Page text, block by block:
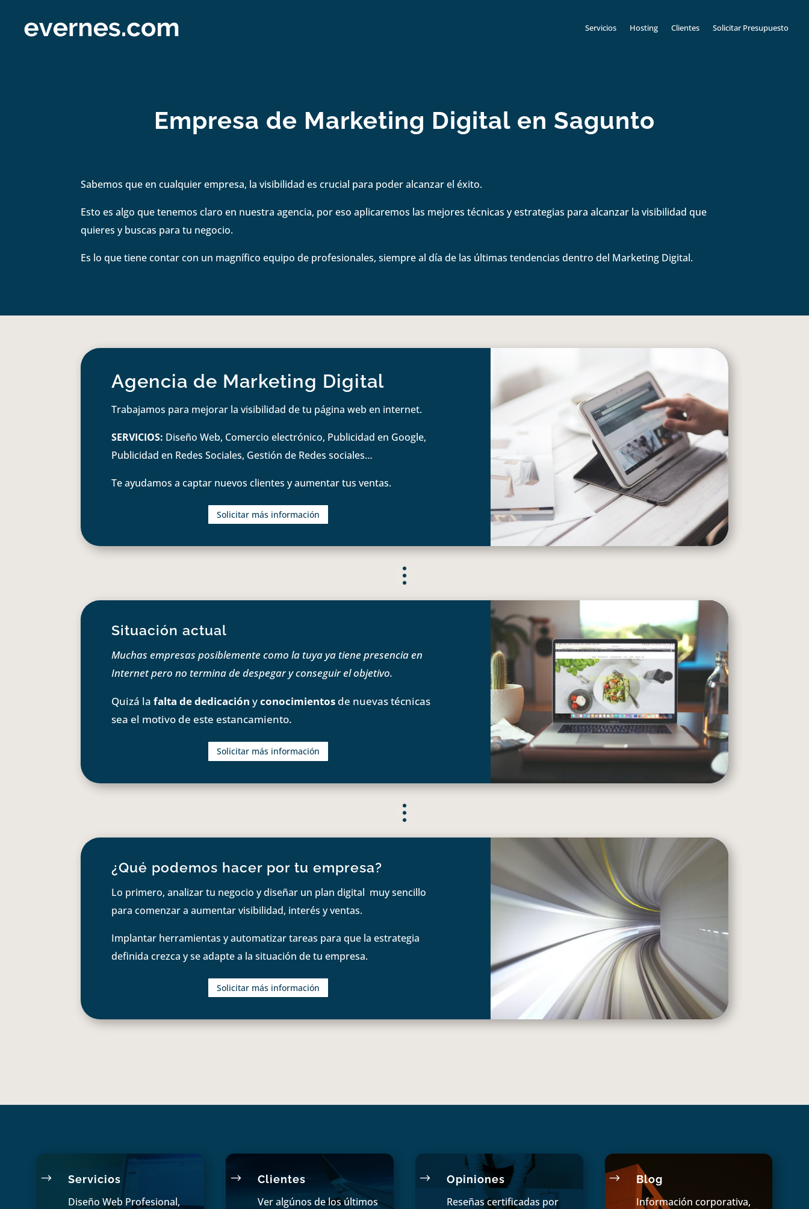
Servicios Hosting Clientes Solicitar Presupuesto
Empresa de Marketing Digital en Sagunto
Sabemos que en cualquier empresa, la visibilidad es crucial para poder alcanzar el éxito.
Esto es algo que tenemos claro en nuestra agencia, por eso aplicaremos las mejores técnicas y estrategias para alcanzar la visibilidad que
quieres y buscas para tu negocio.
Es lo que tiene contar con un magnífico equipo de profesionales, siempre al día de las últimas tendencias dentro del Marketing Digital.
Agencia de Marketing Digital
Trabajamos para mejorar la visibilidad de tu página web en internet.
SERVICIOS: Diseño Web, Comercio electrónico, Publicidad en Google,
Publicidad en Redes Sociales, Gestión de Redes sociales…
Te ayudamos a captar nuevos clientes y aumentar tus ventas.
Solicitar más información
Situación actual
Muchas empresas posiblemente como la tuya ya tiene presencia en
Internet pero no termina de despegar y conseguir el objetivo.
Quizá lafalta de dedicación yconocimientos de nuevas técnicas
sea el motivo de este estancamiento.
Solicitar más información
¿Qué podemos hacer por tu empresa?
Lo primero, analizar tu negocio y diseñar un plan digital muy sencillo
para comenzar a aumentar visibilidad, interés y ventas.
Implantar herramientas y automatizar tareas para que la estrategia
definida crezca y se adapte a la situación de tu empresa.
Solicitar más información
$ Servicios
Diseño Web Profesional,
$ Clientes
Ver algúnos de los últimos
$ Opiniones
Reseñas certificadas por
$ Blog
Información corporativa,